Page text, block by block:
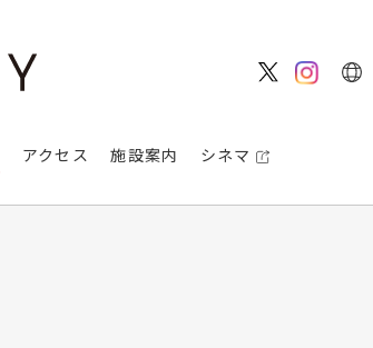
アクセス 施設案内 シネマ